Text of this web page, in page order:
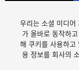
우리는 소셜 미디어
가 올바로 동작하
해 쿠키를 사용하고
용 정보를 회사의